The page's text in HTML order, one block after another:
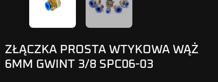
ZŁĄCZKA PROSTA WTYKOWA WĄŻ
6MM GWINT 3/8 SPC06-03